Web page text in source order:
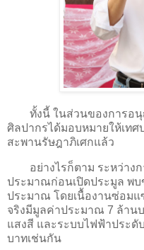
ทั้งนี้ ในส่วนของการอ
ศิลปากรได้มอบหมายให้เท
สะพานรัษฎาภิเศกแล้ว
อย่างไรก็ตาม ระหว่าง
ประมาณก่อนเปิดประมูล พบ
ประมาณ โดยเนื้องานซ่อม
จริงมีมูลค่าประมาณ 7 ล้าน
แสงสี และระบบไฟฟ้าประ
บาทเช่นกัน